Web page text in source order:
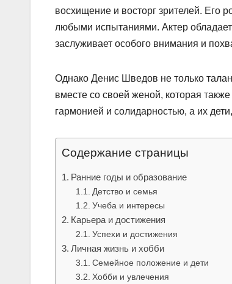
восхищение и восторг зрителей. Его
любыми испытаниями. Актер
заслуживает особого внимания и
Однако Денис Шведов не только
вместе со своей женой, которая
гармонией и солидарностью, а их
Содержание страницы
Ранние годы и образование
Детство и семья
Учеба и интересы
Карьера и достижения
Успехи и достижения
Личная жизнь и хобби
Семейное положение и дети
Хобби и увлечения